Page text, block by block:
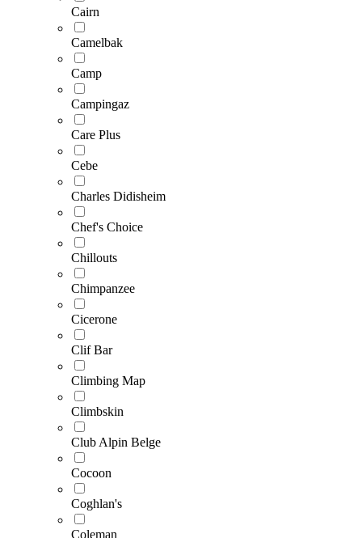
Cairn
Camelbak
Camp
Campingaz
Care Plus
Cebe
Charles Didisheim
Chef's Choice
Chillouts
Chimpanzee
Cicerone
Clif Bar
Climbing Map
Climbskin
Club Alpin Belge
Cocoon
Coghlan's
Coleman